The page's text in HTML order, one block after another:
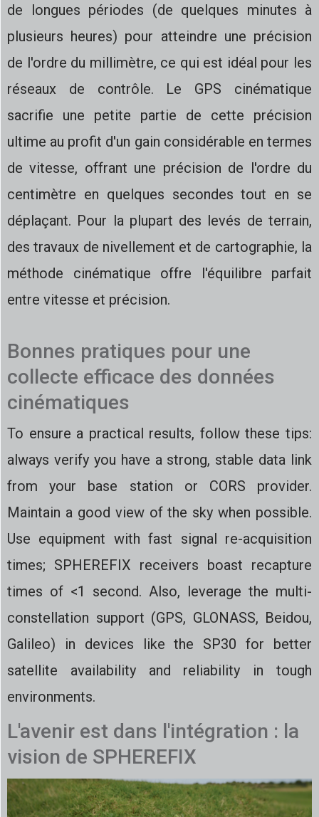
de longues périodes (de quelques minutes à
plusieurs heures) pour atteindre une précision
de l'ordre du millimètre, ce qui est idéal pour les
réseaux de contrôle. Le GPS cinématique
sacrifie une petite partie de cette précision
ultime au profit d'un gain considérable en termes
de vitesse, offrant une précision de l'ordre du
centimètre en quelques secondes tout en se
déplaçant. Pour la plupart des levés de terrain,
des travaux de nivellement et de cartographie, la
méthode cinématique offre l'équilibre parfait
entre vitesse et précision.
Bonnes pratiques pour une
collecte efficace des données
cinématiques
To ensure a practical results, follow these tips:
always verify you have a strong, stable data link
from your base station or CORS provider.
Maintain a good view of the sky when possible.
Use equipment with fast signal re-acquisition
times; SPHEREFIX receivers boast recapture
times of <1 second. Also, leverage the multi-
constellation support (GPS, GLONASS, Beidou,
Galileo) in devices like the SP30 for better
satellite availability and reliability in tough
environments.
L'avenir est dans l'intégration : la
vision de SPHEREFIX